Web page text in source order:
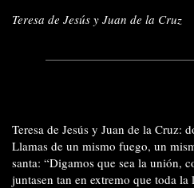
Teresa de Jesús y Juan de la Cruz
Teresa de Jesús y Juan de la Cruz:
Llamas de un mismo fuego, un
santa: “Digamos que sea la unión,
juntasen tan en extremo que toda la